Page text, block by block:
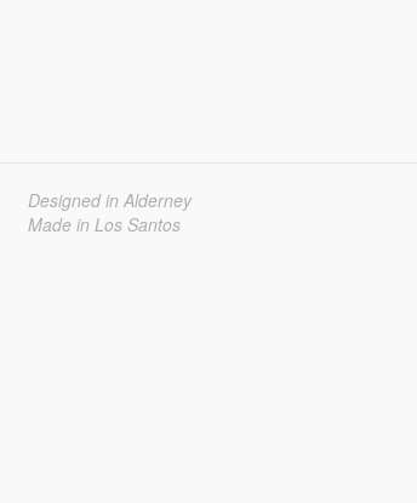
Designed in Alderney
Made in Los Santos